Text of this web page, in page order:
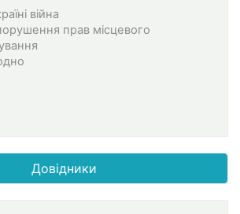
війна
прав місцевого
Довідники